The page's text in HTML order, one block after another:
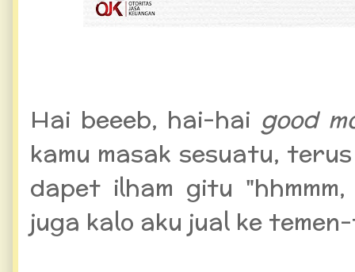
Hai beeeb, hai-hai good
kamu masak sesuatu,
dapet ilham gitu
juga kalo aku jual ke